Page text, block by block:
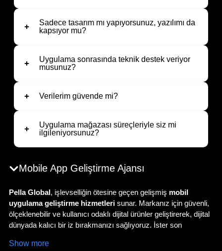
Sadece tasarım mı yapıyorsunuz, yazılımı da
kapsıyor mu?
Uygulama sonrasında teknik destek veriyor
musunuz?
Verilerim güvende mi?
Uygulama mağazası süreçleriyle siz mi
ilgileniyorsunuz?
Mobile App Geliştirme Ajansı
Pella Global, işlevselliğin ötesine geçen gelişmiş mobil
uygulama geliştirme hizmetleri sunar. Markanız için güvenli,
ölçeklenebilir ve kullanıcı odaklı dijital ürünler geliştirerek, dijital
dünyada kalıcı bir iz bırakmanızı sağlıyoruz. İster son
yönetecek özel bir iş uygulaması geliştiriyor olun, fikrinizi
Show more